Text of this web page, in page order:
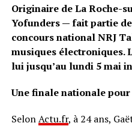
Originaire de La Roche-
Yofunders — fait partie
concours national NRJ
musiques électroniques.
lui jusqu’au lundi 5 mai
Une finale nationale
SelonActu.fr, à 24 ans,